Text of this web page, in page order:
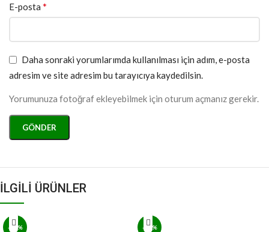
E-posta *
Daha sonraki yorumlarımda kullanılması için adım, e-posta
adresim ve site adresim bu tarayıcıya kaydedilsin.
Yorumunuza fotoğraf ekleyebilmek için oturum açmanız gerekir.
İLGİLİ ÜRÜNLER
-20% -20%